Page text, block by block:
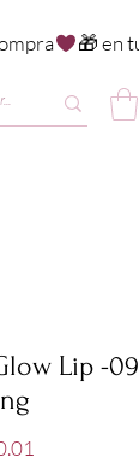
Lip -09